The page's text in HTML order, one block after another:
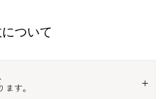
ついて
す。